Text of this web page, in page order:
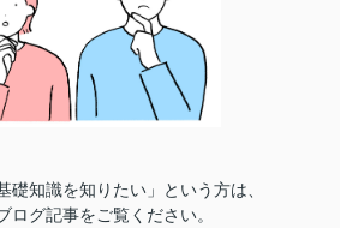
礎知識を知りたい」という方は、
ログ記事をご覧ください。